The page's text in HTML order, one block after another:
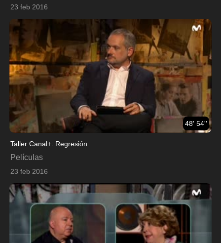
23 feb 2016
48' 54''
Taller Canal+: Regresión
Películas
23 feb 2016